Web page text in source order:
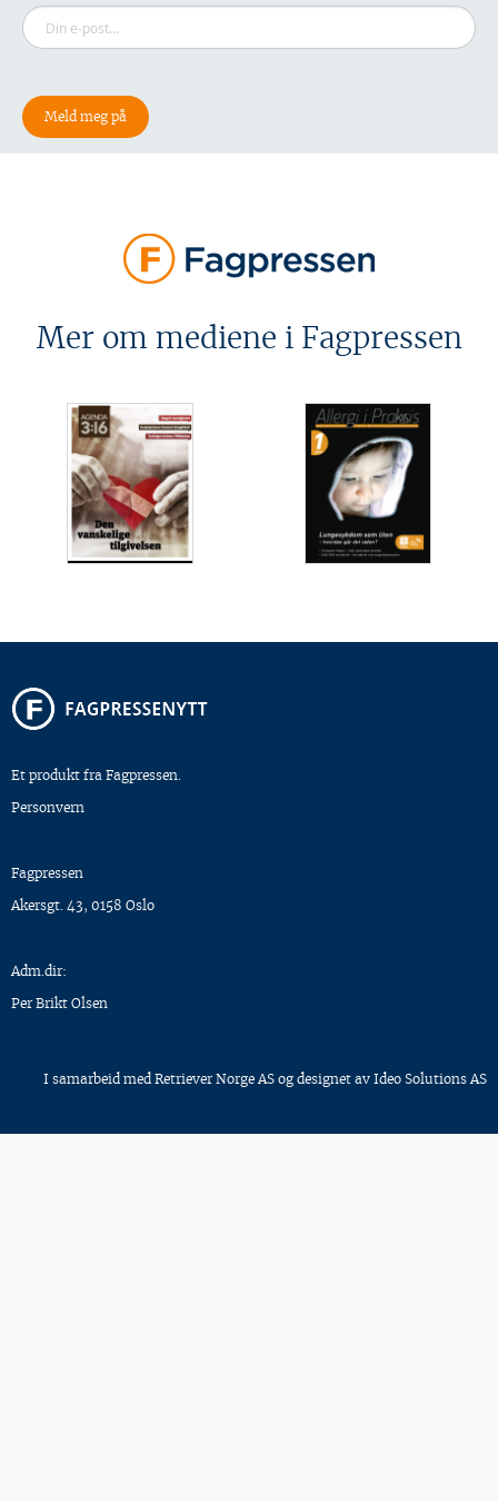
Mer om mediene i Fagpressen
Et produkt fra Fagpressen.
Personvern
Fagpressen
Akersgt. 43, 0158 Oslo
Adm.dir:
Per Brikt Olsen
I samarbeid med Retriever Norge AS og designet av Ideo Solutions AS